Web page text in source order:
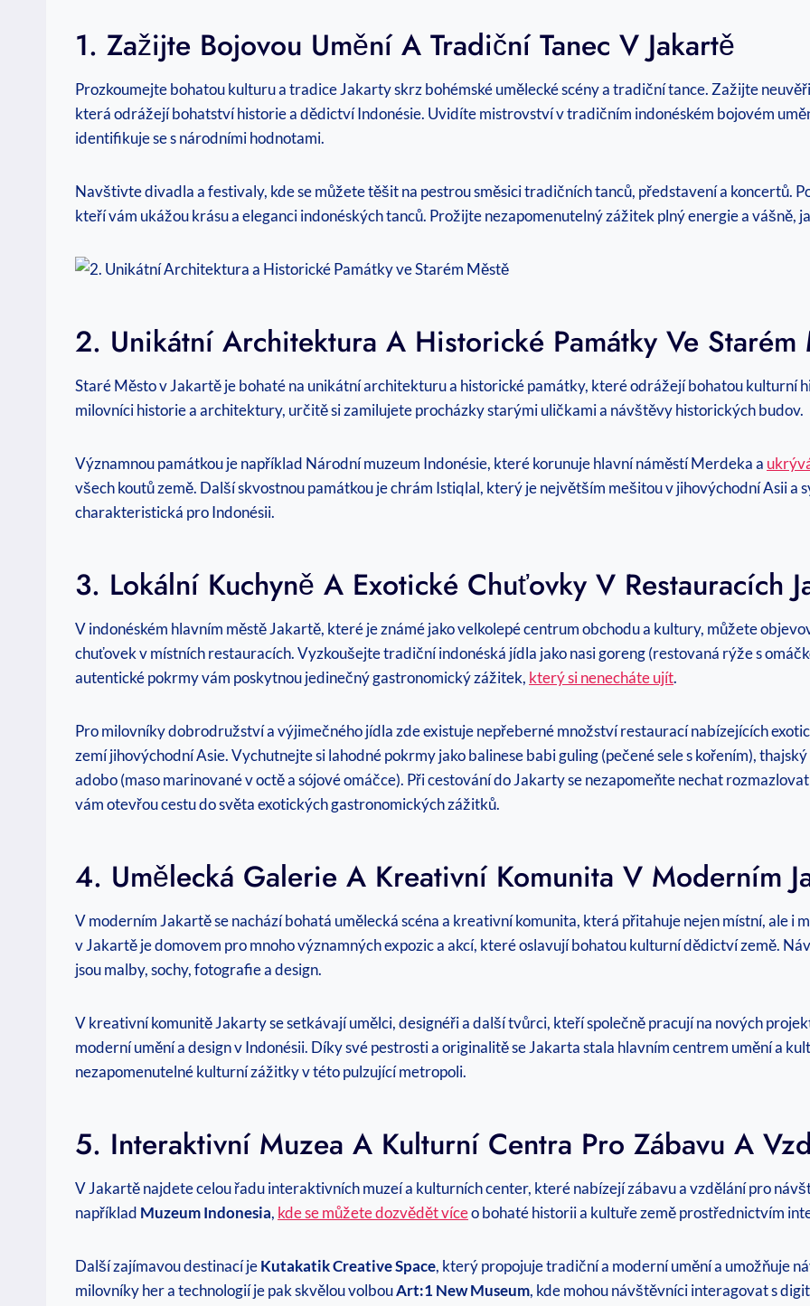
1. Zažijte Bojovou Umění A Tradiční Tanec V Jakartě
Prozkoumejte bohatou kulturu a tradice Jakarty skrz bohémské umělecké scény a tradiční tance. Zažijte
která odrážejí bohatství historie a dědictví Indonésie. Uvidíte mistrovství v tradičním indonéském bojovém
identifikuje se s národními hodnotami.
Navštivte divadla a festivaly, kde se můžete těšit na pestrou směsici tradičních tanců, představení a koncertů.
kteří vám ukážou krásu a eleganci indonéských tanců. Prožijte nezapomenutelný zážitek plný energie a vášně,
2. Unikátní Architektura A Historické Památky Ve Starém
Staré Město v Jakartě je bohaté na unikátní architekturu a historické památky, které odrážejí bohatou kulturní
milovníci historie a architektury, určitě si zamilujete procházky starými uličkami a návštěvy historických budov.
Významnou památkou je například Národní muzeum Indonésie, které korunuje hlavní náměstí Merdeka a
všech koutů země. Další skvostnou památkou je chrám Istiqlal, který je největším mešitou v jihovýchodní Asii a
charakteristická pro Indonésii.
3. Lokální Kuchyně A Exotické Chuťovky V Restauracích
V indonéském hlavním městě Jakartě, které je známé jako velkolepé centrum obchodu a kultury, můžete
chuťovek v místních restauracích. Vyzkoušejte tradiční indonéská jídla jako nasi goreng (restovaná rýže s
autentické pokrmy vám poskytnou jedinečný gastronomický zážitek, který si nenecháte ujít.
Pro milovníky dobrodružství a výjimečného jídla zde existuje nepřeberné množství restaurací nabízejících
zemí jihovýchodní Asie. Vychutnejte si lahodné pokrmy jako balinese babi guling (pečené sele s kořením),
adobo (maso marinované v octě a sójové omáčce). Při cestování do Jakarty se nezapomeňte nechat
vám otevřou cestu do světa exotických gastronomických zážitků.
4. Umělecká Galerie A Kreativní Komunita V Moderním
V moderním Jakartě se nachází bohatá umělecká scéna a kreativní komunita, která přitahuje nejen místní, ale i
v Jakartě je domovem pro mnoho významných expozic a akcí, které oslavují bohatou kulturní dědictví země.
jsou malby, sochy, fotografie a design.
V kreativní komunitě Jakarty se setkávají umělci, designéři a další tvůrci, kteří společně pracují na nových
moderní umění a design v Indonésii. Díky své pestrosti a originalitě se Jakarta stala hlavním centrem umění a
nezapomenutelné kulturní zážitky v této pulzující metropoli.
5. Interaktivní Muzea A Kulturní Centra Pro Zábavu A
V Jakartě najdete celou řadu interaktivních muzeí a kulturních center, které nabízejí zábavu a vzdělání pro
například Muzeum Indonesia, kde se můžete dozvědět víceo bohaté historii a kultuře země prostřednictvím
Další zajímavou destinací jeKutakatik Creative Space, který propojuje tradiční a moderní umění a umožňuje
milovníky her a technologií je pak skvělou volbouArt:1 New Museum, kde mohou návštěvníci interagovat s